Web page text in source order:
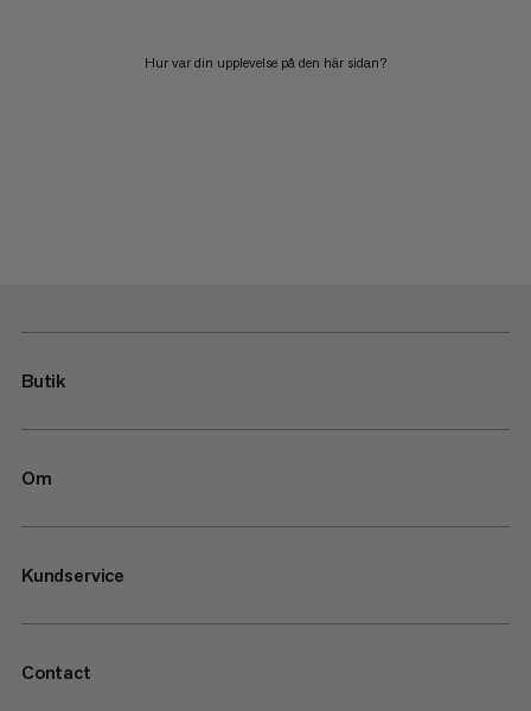
Hur var din upplevelse på den här sidan?
Butik
Om
Kundservice
Contact